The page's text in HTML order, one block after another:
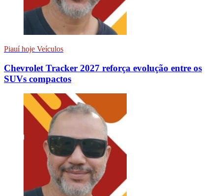
Piauí hoje Veículos
Chevrolet Tracker 2027 reforça evolução entre os
SUVs compactos